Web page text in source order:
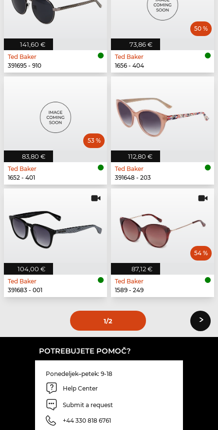
141,60 €
Ted Baker
391695 - 910
73,86 €
50 %
Ted Baker
1656 - 404
83,80 €
53 %
Ted Baker
1652 - 401
112,80 €
Ted Baker
391648 - 203
104,00 €
Ted Baker
391683 - 001
87,12 €
54 %
Ted Baker
1589 - 249
1/2 ›
POTREBUJETE POMOČ?
Ponedeljek–petek: 9-18
Help Center
Submit a request
+44 330 818 6761